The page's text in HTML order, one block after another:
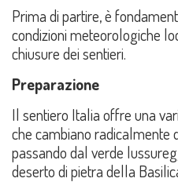
Prima di partire, è
condizioni meteorologiche
chiusure dei sentieri.
Preparazione
Il sentiero Italia offre una
che cambiano radicalmente
passando dal verde
deserto di pietra della